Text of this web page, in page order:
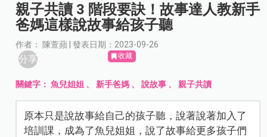
親子共讀 3 階段要訣！故事達人教新手
爸媽這樣說故事給孩子聽
作者： 陳萱蘋 | 發表日期：2023-09-26
分享 收藏
關鍵字：魚兒姐姐 、 新手爸媽 、說故事 、親子共讀
原本只是說故事給自己的孩子聽，說著說著加入了
培訓課，成為了魚兒姐姐，說了故事給更多孩子們